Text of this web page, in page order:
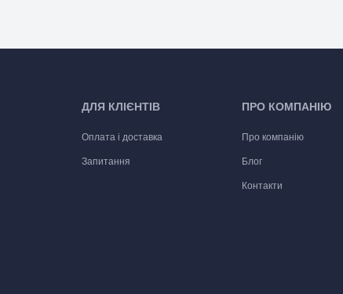
ДЛЯ КЛІЄНТІВ
Оплата і доставка
Запитання
ПРО КОМПАНІЮ
Про компанію
Блог
Контакти